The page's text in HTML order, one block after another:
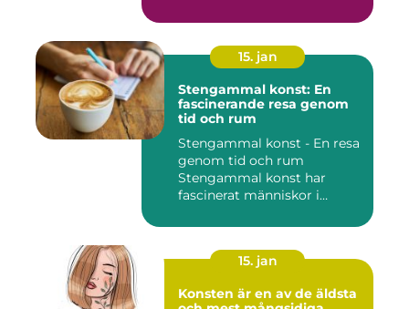
15. jan
Stengammal konst: En
fascinerande resa genom
tid och rum
Stengammal konst - En resa
genom tid och rum
Stengammal konst har
fascinerat människor i
15. jan
Konsten är en av de äldsta